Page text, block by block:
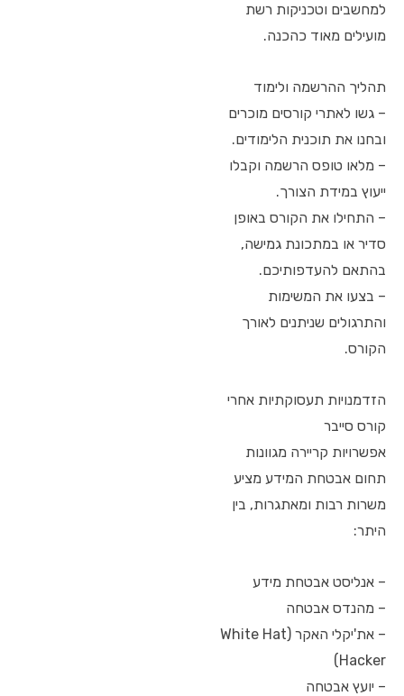
למחשבים וטכניקות רשת
מועילים מאוד כהכנה.
תהליך ההרשמה ולימוד
– גשו לאתרי קורסים מוכרים
ובחנו את תוכנית הלימודים.
– מלאו טופס הרשמה וקבלו
ייעוץ במידת הצורך.
– התחילו את הקורס באופן
סדיר או במתכונת גמישה,
בהתאם להעדפותיכם.
– בצעו את המשימות
והתרגולים שניתנים לאורך
הקורס.
הזדמנויות תעסוקתיות אחרי
קורס סייבר
אפשרויות קריירה מגוונות
תחום אבטחת המידע מציע
משרות רבות ומאתגרות, בין
היתר:
– אנליסט אבטחת מידע
– מהנדס אבטחה
– את'יקלי האקר (White Hat
Hacker)
– יועץ אבטחה